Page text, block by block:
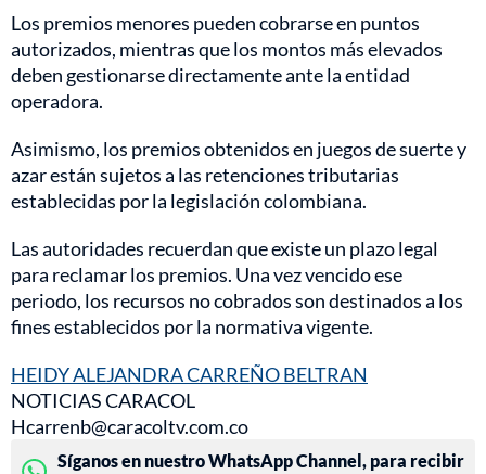
Los premios menores pueden cobrarse en puntos
autorizados, mientras que los montos más elevados
deben gestionarse directamente ante la entidad
operadora.
Asimismo, los premios obtenidos en juegos de suerte y
azar están sujetos a las retenciones tributarias
establecidas por la legislación colombiana.
Las autoridades recuerdan que existe un plazo legal
para reclamar los premios. Una vez vencido ese
periodo, los recursos no cobrados son destinados a los
fines establecidos por la normativa vigente.
HEIDY ALEJANDRA CARREÑO BELTRAN
NOTICIAS CARACOL
Hcarrenb@caracoltv.com.co
Síganos en nuestro WhatsApp Channel, para recibir